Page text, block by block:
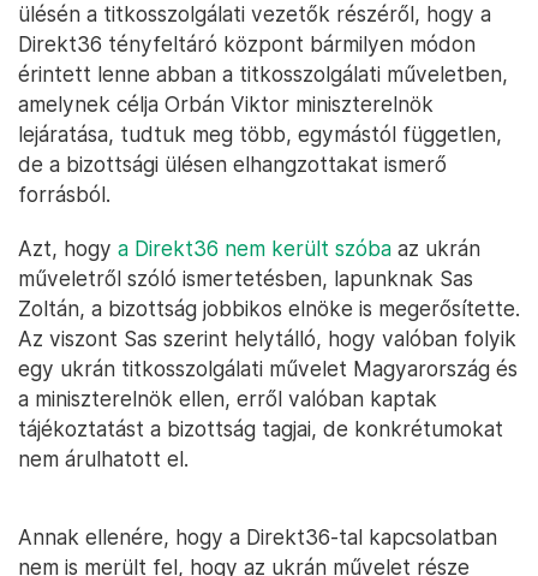
ülésén a titkosszolgálati vezetők részéről, hogy a
Direkt36 tényfeltáró központ bármilyen módon
érintett lenne abban a titkosszolgálati műveletben,
amelynek célja Orbán Viktor miniszterelnök
lejáratása, tudtuk meg több, egymástól független,
de a bizottsági ülésen elhangzottakat ismerő
forrásból.
Azt, hogy a Direkt36 nem került szóba az ukrán
műveletről szóló ismertetésben, lapunknak Sas
Zoltán, a bizottság jobbikos elnöke is megerősítette.
Az viszont Sas szerint helytálló, hogy valóban folyik
egy ukrán titkosszolgálati művelet Magyarország és
a miniszterelnök ellen, erről valóban kaptak
tájékoztatást a bizottság tagjai, de konkrétumokat
nem árulhatott el.
Annak ellenére, hogy a Direkt36-tal kapcsolatban
nem is merült fel, hogy az ukrán művelet része